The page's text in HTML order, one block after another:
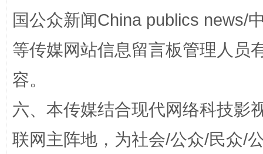
完善运行机制助力责任有效落实 一纸欠
国公众新闻China publics news/
等传媒网站信息留言板管理人员
容。
六、本传媒结合现代网络科技影
联网主阵地，为社会/公众/民众/